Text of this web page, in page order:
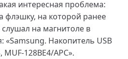
интересная проблема:
флэшку, на которой ранее
на магнитоле в
Накопитель USB
MUF-128BE4/APC».